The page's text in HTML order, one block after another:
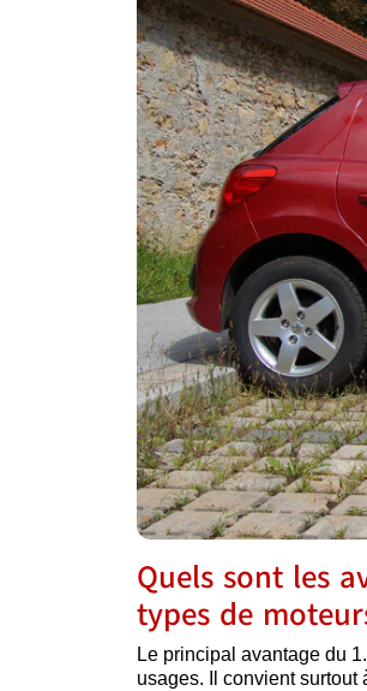
Quels sont les
types de
Le principal avantage du
usages. Il convient surtout